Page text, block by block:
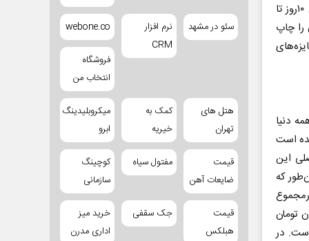
کتاب‌هایی که منتشر می‌کنیم، کارشناسی می‌شود.روند بررسی کارشناسی کتاب‌ها بین ۱۰روز تا
را چاپ
نشر ما در جایزه‌های
دنیا
است
این
که
تومان
خریده است. در
سئو در مشهد
نرم افزار
CRM
webone.co
فروشگاه
انتخاب من
هتل های
تهران
کمک به
خیریه
میکروبلیدینگ
ابرو
قیمت
ضایعات آهن
مفتول سیاه
کوچینگ
سازمانی
قیمت
هبلکس
جک سقفی
خرید میز
اداری مدرن